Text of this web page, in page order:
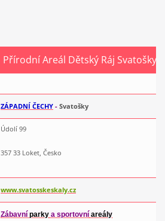
Přírodní Areál Dětský Ráj Svatošky
ZÁPADNÍ ČECHY - Svatošky
Údolí 99
357 33 Loket, Česko
www.svatosskeskaly.cz
Zábavní parky a sportovní areály